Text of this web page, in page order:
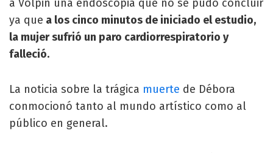
a Volpin una endoscopia que no se pudo concluir
ya que a los cinco minutos de iniciado el estudio,
la mujer sufrió un paro cardiorrespiratorio y
falleció.
La noticia sobre la trágica muerte de Débora
conmocionó tanto al mundo artístico como al
público en general.